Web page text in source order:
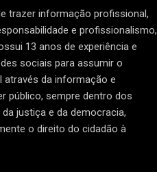
trazer informação profissional,
e profissionalismo,
13 anos de experiência e
sociais para assumir o
da informação e
público, sempre dentro dos
justiça e da democracia,
o direito do cidadão à